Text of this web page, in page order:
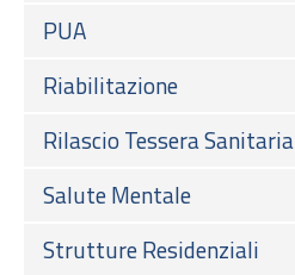
PUA
Riabilitazione
Rilascio Tessera Sanitaria
Salute Mentale
Strutture Residenziali